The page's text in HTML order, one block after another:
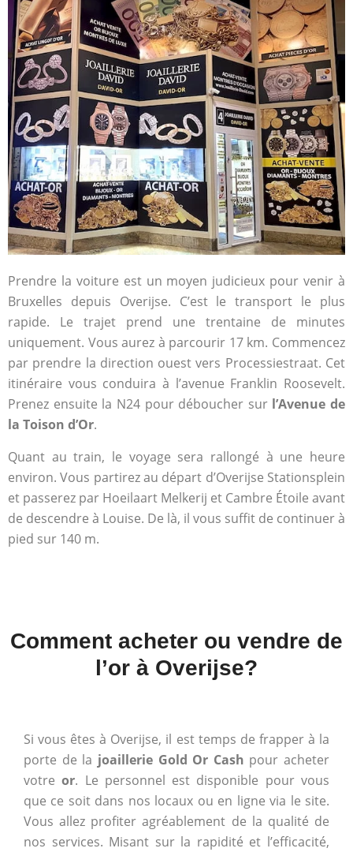
Prendre la voiture est un moyen judicieux pour venir à
Bruxelles depuis Overijse. C’est le transport le plus
rapide. Le trajet prend une trentaine de minutes
uniquement. Vous aurez à parcourir 17 km. Commencez
par prendre la direction ouest vers Processiestraat. Cet
itinéraire vous conduira à l’avenue Franklin Roosevelt.
Prenez ensuite la N24 pour déboucher sur l’Avenue de
la Toison d’Or.
Quant au train, le voyage sera rallongé à une heure
environ. Vous partirez au départ d’Overijse Stationsplein
et passerez par Hoeilaart Melkerij et Cambre Étoile avant
de descendre à Louise. De là, il vous suffit de continuer à
pied sur 140 m.
Comment acheter ou vendre de
l’or à Overijse?
Si vous êtes à Overijse, il est temps de frapper à la
porte de la joaillerie Gold Or Cash pour acheter
votre or. Le personnel est disponible pour vous
que ce soit dans nos locaux ou en ligne via le site.
Vous allez profiter agréablement de la qualité de
nos services. Misant sur la rapidité et l’efficacité,